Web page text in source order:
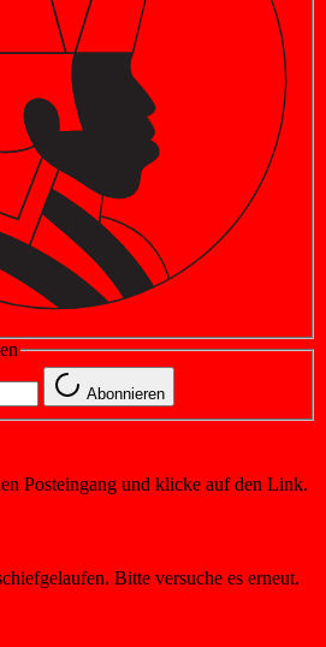
Abonnieren
Posteingang und klicke auf den Link.
Bitte versuche es erneut.